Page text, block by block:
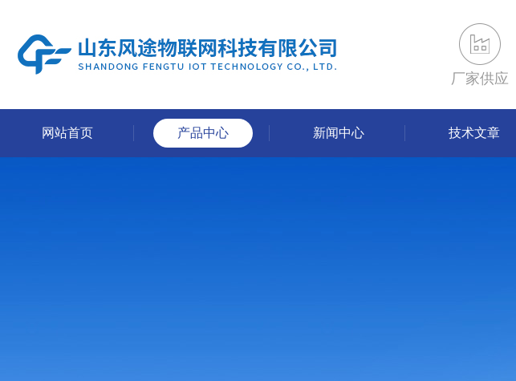
厂家供应
网站首页 产品中心 新闻中心 技术文章